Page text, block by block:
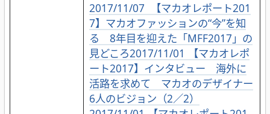
2017/11/07 【マカオレポート201
7】マカオファッションの“今”を知
る 8年目を迎えた「MFF2017」の
見どころ2017/11/01
【マカオレポ
ート2017】インタビュー 海外に
活路を求めて マカオのデザイナー
6人のビジョン（2／2）